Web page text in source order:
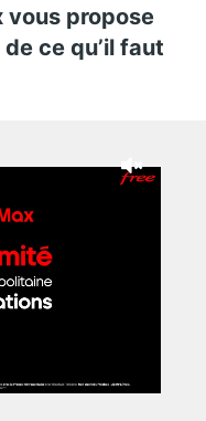
vous propose
ce qu’il faut